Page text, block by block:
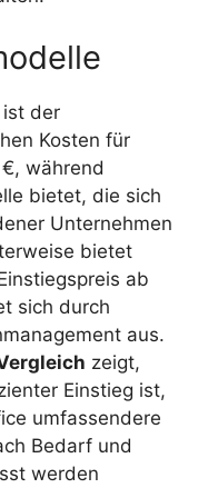
ist der
Kosten für
während
bietet, die sich
Unternehmen
bietet
ab
sich durch
aus.
zeigt,
Einstieg ist,
umfassendere
Bedarf und
werden